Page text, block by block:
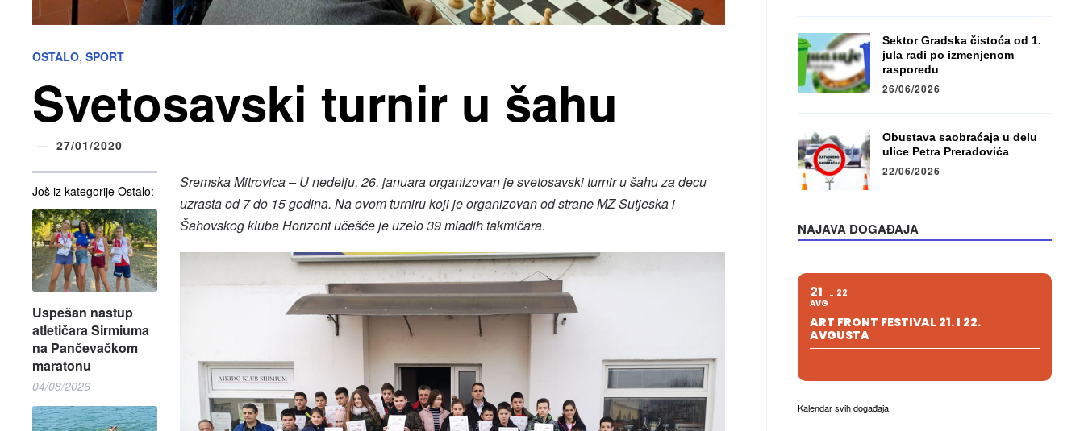
OSTALO,SPORT
Svetosavski turnir u šahu
27/01/2020
Još iz kategorije Ostalo:
Uspešan nastup
atletičara Sirmiuma
na Pančevačkom
maratonu
04/08/2026
Sremska Mitrovica – U nedelju, 26. januara organizovan je svetosavski turnir u šahu za decu
uzrasta od 7 do 15 godina. Na ovom turniru koji je organizovan od strane MZ Sutjeska i
Šahovskog kluba Horizont učešće je uzelo 39 mladih takmičara.
Sektor Gradska čistoća od 1.
jula radi po izmenjenom
rasporedu
26/06/2026
Obustava saobraćaja u delu
ulice Petra Preradovića
22/06/2026
NAJAVA DOGAĐAJA
21
AVG
22
ART FRONT FESTIVAL 21. I 22.
AVGUSTA
Kalendar svih događaja